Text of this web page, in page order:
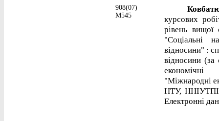
908(07)
М545
курсових
рівень вищої
"Соціальні
відносини" :
відносини (за
економічні
"Міжнародні
НТУ, ННІУТПН,
Електронні